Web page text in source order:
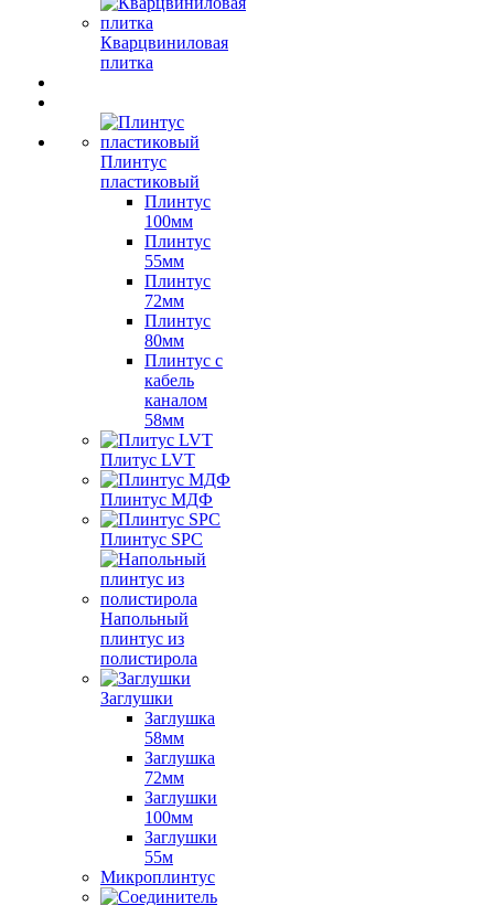
Кварцвиниловая
плитка
Плинтус
пластиковый
Плинтус
100мм
Плинтус
55мм
Плинтус
72мм
Плинтус
80мм
Плинтус с
кабель
каналом
58мм
Плитус LVT
Плинтус МДФ
Плинтус SPC
Напольный
плинтус из
полистирола
Заглушки
Заглушка
58мм
Заглушка
72мм
Заглушки
100мм
Заглушки
55м
Микроплинтус